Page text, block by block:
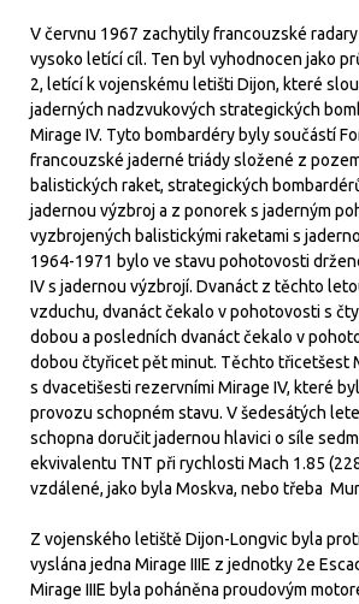
V červnu 1967 zachytily francouzské
vysoko letící cíl. Ten byl vyhodnocen jako
2, letící k vojenskému letišti Dijon, které
jaderných nadzvukových strategických
Mirage IV. Tyto bombardéry byly součástí
francouzské jaderné triády složené z
balistických raket, strategických
jadernou výzbroj a z ponorek s jaderným
vyzbrojených balistickými raketami s
1964-1971 bylo ve stavu pohotovosti
IV s jadernou výzbrojí. Dvanáct z těchto
vzduchu, dvanáct čekalo v pohotovosti s
dobou a posledních dvanáct čekalo v
dobou čtyřicet pět minut. Těchto třicetšest
s dvacetišesti rezervními Mirage IV, které
provozu schopném stavu. V šedesátých
schopna doručit jadernou hlavici o síle
ekvivalentu TNT při rychlosti Mach 1.85
vzdálené, jako byla Moskva, nebo třeba
Z vojenského letiště Dijon-Longvic byla
vyslána jedna Mirage IIIE z jednotky 2e
Mirage IIIE byla poháněna proudovým